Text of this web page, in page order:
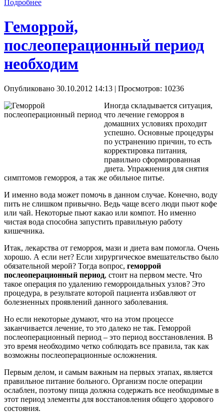
Подробнее
Геморрой,
послеоперационный период
необходим
Опубликовано 30.10.2012 14:13 | Просмотров: 10236
Иногда складывается ситуация,
что лечение геморроя в
домашних условиях проходит
успешно. Основные процедуры
по устранению причин, то есть
корректировка питания,
правильно сформированная
диета. Упражнения для снятия
симптомов геморроя, а так же обильное питье.
И именно вода может помочь в данном случае. Конечно, воду
пить не слишком привычно. Ведь чаще всего люди пьют кофе
или чай. Некоторые пьют какао или компот. Но именно
чистая вода способна запустить правильную работу
кишечника.
Итак, лекарства от геморроя, мази и диета вам помогла. Очень
хорошо. А если нет? Если хирургическое вмешательство было
обязательной мерой? Тогда вопрос, геморрой
послеоперационный период, стоит на первом месте. Что
такое операция по удалению геморроидальных узлов? Это
процедура, в результате которой пациента избавляют от
болезненных проявлений данного заболевания.
Но если некоторые думают, что на этом процессе
заканчивается лечение, то это далеко не так. Геморрой
послеоперационный период – это период восстановления. В
это время необходимо четко соблюдать все правила, так как
возможны послеоперационные осложнения.
Первым делом, и самым важным на первых этапах, является
правильное питание больного. Организм после операции
ослаблен, поэтому пища должна содержать все необходимые в
этот период элементы для восстановления общего здорового
состояния.